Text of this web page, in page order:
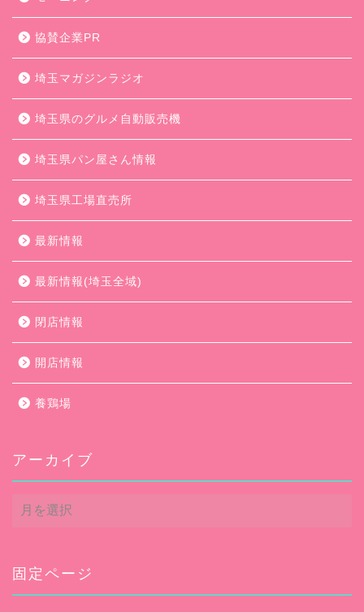
協賛企業PR
埼玉マガジンラジオ
埼玉県のグルメ自動販売機
埼玉県パン屋さん情報
埼玉県工場直売所
最新情報
最新情報(埼玉全域)
閉店情報
開店情報
養鶏場
アーカイブ
ア
ー
ブ
固定ページ